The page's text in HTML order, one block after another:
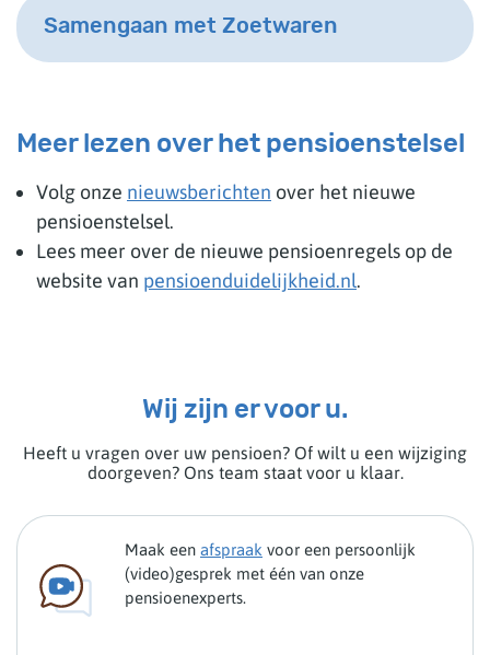
Samengaan met Zoetwaren
Meer lezen over het pensioenstelsel
Volg onze nieuwsberichten over het nieuwe
pensioenstelsel.
Lees meer over de nieuwe pensioenregels op de
website van pensioenduidelijkheid.nl.
Wij zijn er voor u.
Heeft u vragen over uw pensioen? Of wilt u een wijziging
doorgeven? Ons team staat voor u klaar.
Maak een afspraak voor een persoonlijk
(video)gesprek met één van onze
pensioenexperts.